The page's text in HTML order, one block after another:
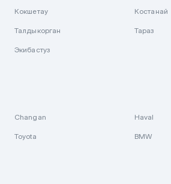
Кокшетау Костанай
Талдыкорган Тараз
Экибастуз
Changan Haval
Toyota BMW